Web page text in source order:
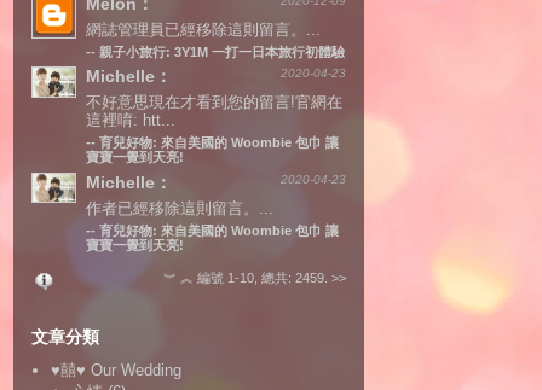
網誌管理員已經移除這則留言。...
-- 親子小旅行: 3Y1M 一打一日本旅行初體驗
2020-04-23
Michelle：
不好意思現在才看到您的留言!官網在
這裡唷: htt...
-- 育兒好物: 來自美國的 Woombie 包巾 讓
寶寶一覺到天亮!
2020-04-23
Michelle：
作者已經移除這則留言。...
-- 育兒好物: 來自美國的 Woombie 包巾 讓
寶寶一覺到天亮!
︾ ︽ 編號 1-10, 總共: 2459. >>
文章分類
♥囍♥ Our Wedding